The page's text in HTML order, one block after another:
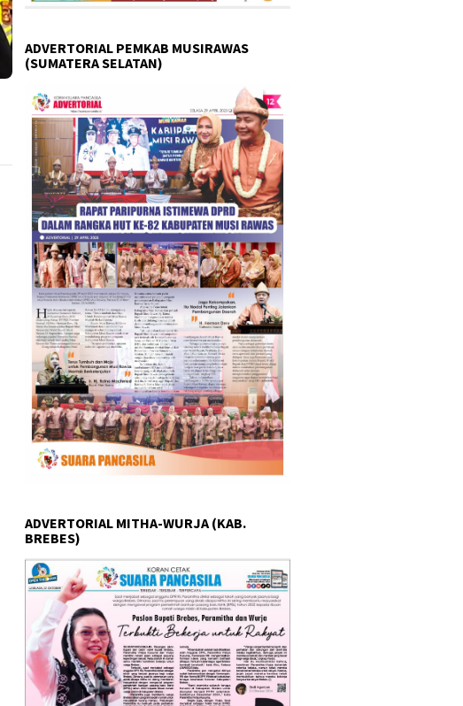
ADVERTORIAL PEMKAB MUSIRAWAS
(SUMATERA SELATAN)
ADVERTORIAL MITHA-WURJA (KAB.
BREBES)